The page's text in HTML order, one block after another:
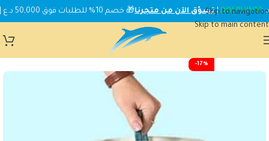
Skip to navigation
Skip to main content
DOLPHIN10
|تسوّق الآن من متجرنا🎁 خصم 10% للطلبات فوق 50,000 د.ع | استخدم الكود:
-17%